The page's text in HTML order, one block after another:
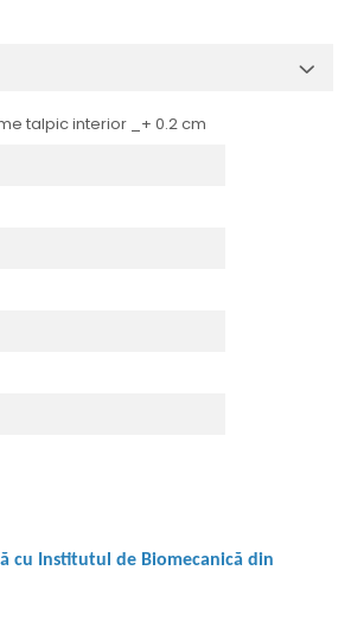
talpic interior _+ 0.2 cm
cu Institutul de Biomecanică din